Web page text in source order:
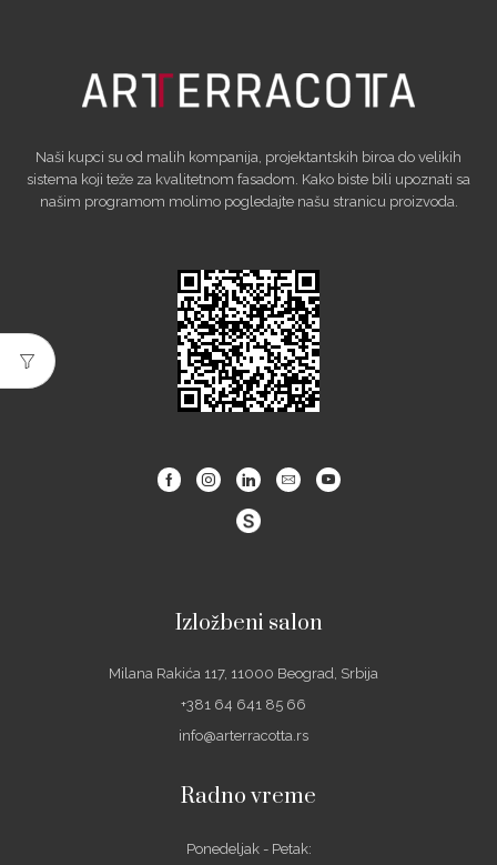
Naši kupci su od malih kompanija, projektantskih biroa do velikih
sistema koji teže za kvalitetnom fasadom. Kako biste bili upoznati sa
našim programom molimo pogledajte našu stranicu proizvoda.
FacebookInstagramLinkedinEmail Youtube
Izložbeni salon
Milana Rakića 117, 11000 Beograd, Srbija
+381 64 641 85 66
info@arterracotta.rs
Radno vreme
Ponedeljak - Petak: